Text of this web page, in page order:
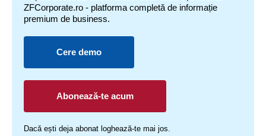
ZFCorporate.ro - platforma completă de informație
premium de business.
Cere demo
Abonează-te acum
Dacă ești deja abonat loghează-te mai jos.